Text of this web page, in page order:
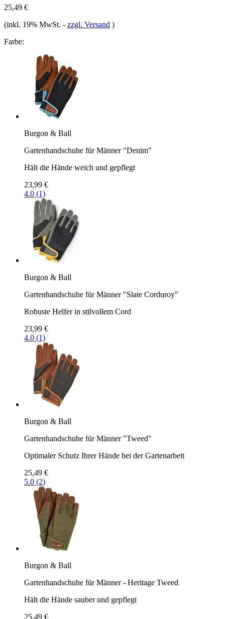
25,49 €
(inkl. 19% MwSt. - zzgl. Versand )
Farbe:
Burgon & Ball
Gartenhandschuhe für Männer "Denim"
Hält die Hände weich und gepflegt
23,99 €
4.0 (1)
Burgon & Ball
Gartenhandschuhe für Männer "Slate Corduroy"
Robuste Helfer in stilvollem Cord
23,99 €
4.0 (1)
Burgon & Ball
Gartenhandschuhe für Männer "Tweed"
Optimaler Schutz Ihrer Hände bei der Gartenarbeit
25,49 €
5.0 (2)
Burgon & Ball
Gartenhandschuhe für Männer - Heritage Tweed
Hält die Hände sauber und gepflegt
25,49 €